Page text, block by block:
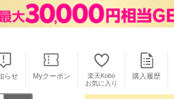
らせ Myクーポン
楽天Kobo
お気に入り
購入履歴